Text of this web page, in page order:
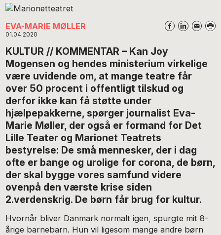
EVA-MARIE MØLLER
01.04.2020
KULTUR // KOMMENTAR – Kan Joy
Mogensen og hendes ministerium virkelige
være uvidende om, at mange teatre får
over 50 procent i offentligt tilskud og
derfor ikke kan få støtte under
hjælpepakkerne, spørger journalist Eva-
Marie Møller, der også er formand for Det
Lille Teater og Marionet Teatrets
bestyrelse: De små mennesker, der i dag
ofte er bange og urolige for corona, de børn,
der skal bygge vores samfund videre
ovenpå den værste krise siden
2.verdenskrig. De børn får brug for kultur.
Hvornår bliver Danmark normalt igen, spurgte mit 8-
årige barnebarn. Hun vil ligesom mange andre børn